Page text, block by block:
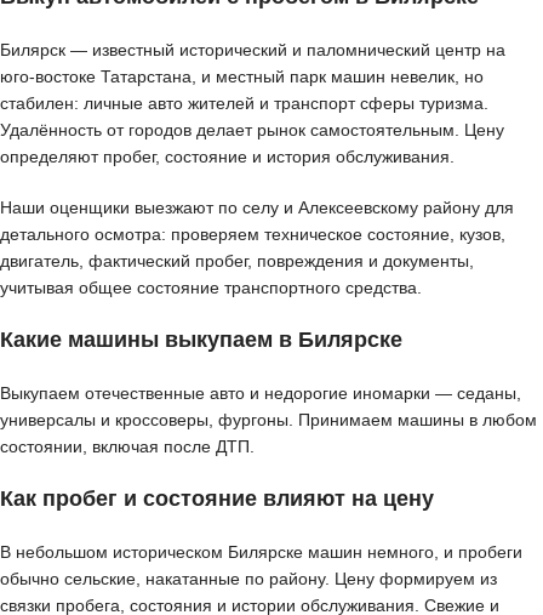
Билярск — известный исторический и паломнический центр на
юго-востоке Татарстана, и местный парк машин невелик, но
стабилен: личные авто жителей и транспорт сферы туризма.
Удалённость от городов делает рынок самостоятельным. Цену
определяют пробег, состояние и история обслуживания.
Наши оценщики выезжают по селу и Алексеевскому району для
детального осмотра: проверяем техническое состояние, кузов,
двигатель, фактический пробег, повреждения и документы,
учитывая общее состояние транспортного средства.
Какие машины выкупаем в Билярске
Выкупаем отечественные авто и недорогие иномарки — седаны,
универсалы и кроссоверы, фургоны. Принимаем машины в любом
состоянии, включая после ДТП.
Как пробег и состояние влияют на цену
В небольшом историческом Билярске машин немного, и пробеги
обычно сельские, накатанные по району. Цену формируем из
связки пробега, состояния и истории обслуживания. Свежие и